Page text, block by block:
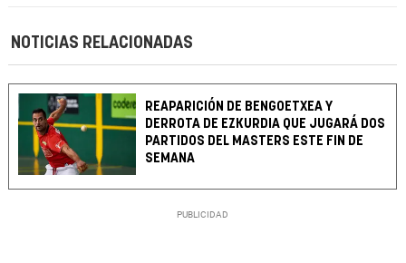
NOTICIAS RELACIONADAS
REAPARICIÓN DE BENGOETXEA Y
DERROTA DE EZKURDIA QUE JUGARÁ DOS
PARTIDOS DEL MASTERS ESTE FIN DE
SEMANA